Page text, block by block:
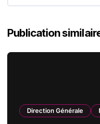
Publication
Direction Générale